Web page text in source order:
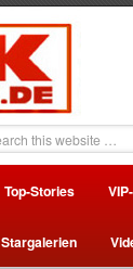
Top-Stories
Stargalerien